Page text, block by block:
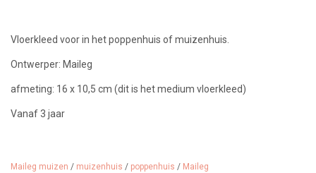
Vloerkleed voor in het poppenhuis of muizenhuis.
Ontwerper: Maileg
afmeting: 16 x 10,5 cm (dit is het medium vloerkleed)
Vanaf 3 jaar
Maileg muizen / muizenhuis / poppenhuis / Maileg